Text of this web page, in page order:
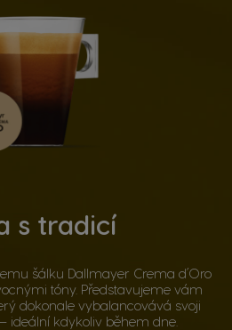
s tradicí
šálku Dallmayer Crema d´Oro
tóny. Představujeme vám
dokonale vybalancovává svoji
ideální kdykoliv během dne.